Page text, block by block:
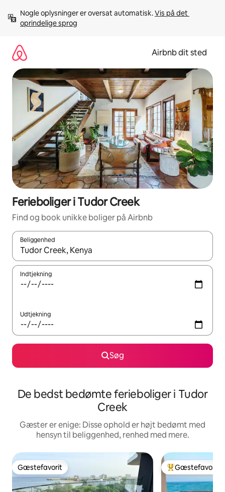
videre
Nogle oplysninger er oversat automatisk. Vis på det
oprindelige sprog
Airbnb dit sted
Ferieboliger i Tudor Creek
Find og book unikke boliger på Airbnb
Beliggenhed
Når resultaterne er tilgængelige, skal du navigere med
Indtjekning
Udtjekning
Søg
De bedst bedømte ferieboliger i Tudor
Creek
Gæster er enige: Disse ophold er højt bedømt med
hensyn til beliggenhed, renhed med mere.
Gæstefavorit
Gæstefavorit Bedste
Gæstefavorit